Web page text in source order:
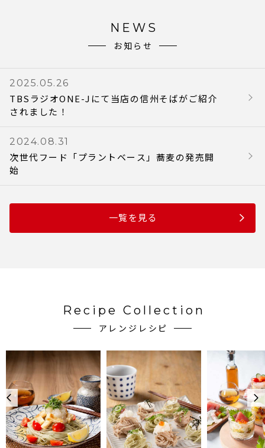
NEWS
お知らせ
2025.05.26
TBSラジオONE-Jにて当店の信州そばがご紹介
されました！
2024.08.31
次世代フード「プラントベース」蕎麦の発売開
始
一覧を見る
Recipe Collection
アレンジレシピ